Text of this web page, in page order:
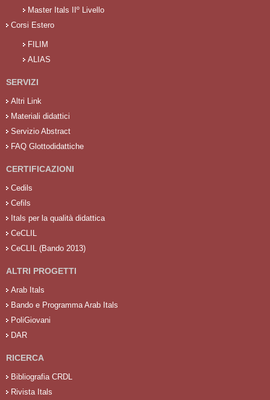
Master Itals IIº Livello
Corsi Estero
FILIM
ALIAS
SERVIZI
Altri Link
Materiali didattici
Servizio Abstract
FAQ Glottodidattiche
CERTIFICAZIONI
Cedils
Cefils
Itals per la qualità didattica
CeCLIL
CeCLIL (Bando 2013)
ALTRI PROGETTI
Arab Itals
Bando e Programma Arab Itals
PoliGiovani
DAR
RICERCA
Bibliografia CRDL
Rivista Itals